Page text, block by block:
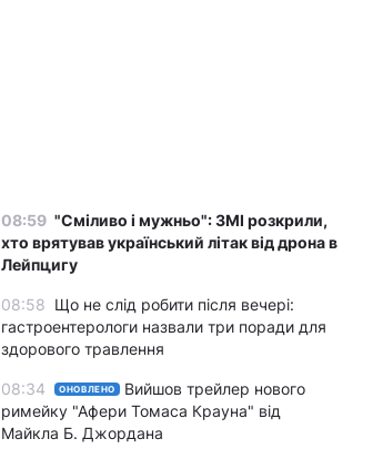
08:59 "Сміливо і мужньо": ЗМІ розкрили,
хто врятував український літак від дрона в
Лейпцигу
08:58 Що не слід робити після вечері:
гастроентерологи назвали три поради для
здорового травлення
08:34 ОНОВЛЕНО
Вийшов трейлер нового
римейку "Афери Томаса Крауна" від
Майкла Б. Джордана